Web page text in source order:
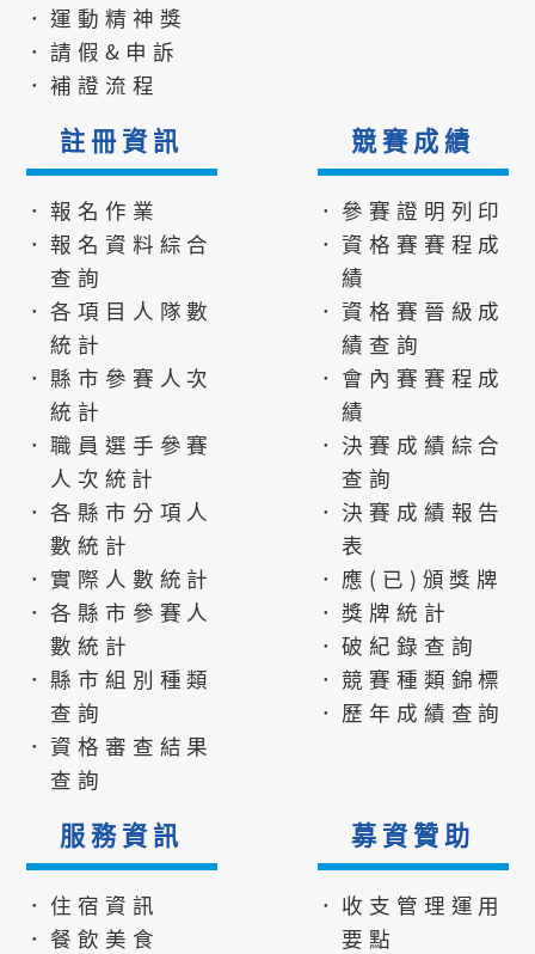
．運動精神獎
．請假&申訴
．補證流程
註冊資訊
．報名作業
．報名資料綜合
查詢
．各項目人隊數
統計
．縣市參賽人次
統計
．職員選手參賽
人次統計
．各縣市分項人
數統計
．實際人數統計
．各縣市參賽人
數統計
．縣市組別種類
查詢
．資格審查結果
查詢
競賽成績
．參賽證明列印
．資格賽賽程成
績
．資格賽晉級成
績查詢
．會內賽賽程成
績
．決賽成績綜合
查詢
．決賽成績報告
表
．應(已)頒獎牌
．獎牌統計
．破紀錄查詢
．競賽種類錦標
．歷年成績查詢
服務資訊
．住宿資訊
．餐飲美食
募資贊助
．收支管理運用
要點